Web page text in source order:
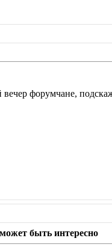
форумчане,
быть интересно